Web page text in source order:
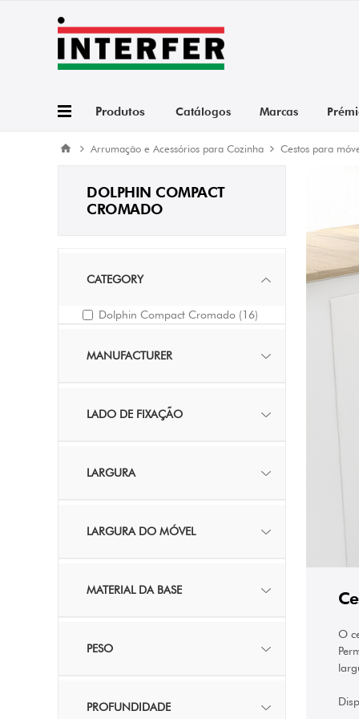
Produtos Catálogos Marcas
Arrumação e Acessórios para Cozinha Cestos para
O
DOLPHIN COMPACT
CROMADO
CATEGORY
Dolphin Compact Cromado (16)
MANUFACTURER
LADO DE FIXAÇÃO
LARGURA
LARGURA DO MÓVEL
MATERIAL DA BASE
PESO
PROFUNDIDADE